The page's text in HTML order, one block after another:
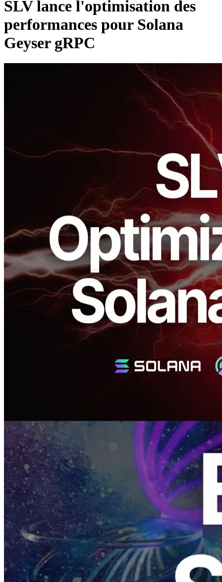
SLV lance l'optimisation des
performances pour Solana
Geyser gRPC
ELSOUL LABO B.V. (Siège: Amsterdam, Pays-Bas, PDG:
Fumitake Kawasaki), en collaboration avec Validators DAO, qui
promeut la décentralisation et le renforcement de la sécurité pour le
réseau Solana, a publiéperformances et haute charge des
paramètres optimisés pour les populaires Solana Geyser gRPC
cas d'utilisation en streamingdans l'outil de validation de Solana
open source, SLV.
Avec SLV, le processus de configuration précédemment compliqué
et peu clair pour Geyser gRPC les serveurs peuvent maintenant être
rapidement et facilement initiés avec des paramètres par défaut
optimisés.
Utilisation optimale de la configuration
ERPC Expertise opérationnelle